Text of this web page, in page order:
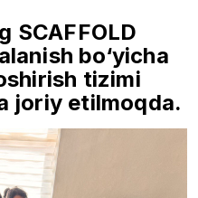
SCAFFOLD
bo‘yicha
tizimi
joriy etilmoqda.